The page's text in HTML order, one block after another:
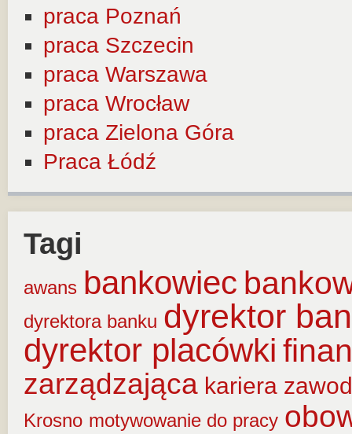
praca Poznań
praca Szczecin
praca Warszawa
praca Wrocław
praca Zielona Góra
Praca Łódź
Tagi
awans bankowiec
dyrektora banku dyrektor
dyrektor placówki
zarządzająca kariera
Krosno motywowanie do pracy